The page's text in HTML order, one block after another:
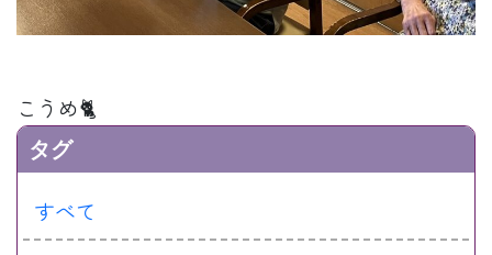
こうめ🐈
タグ
すべて